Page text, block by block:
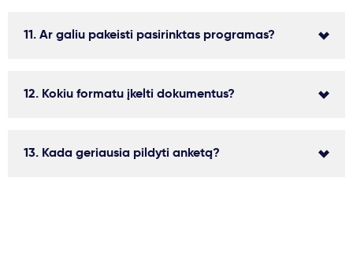
11. Ar galiu pakeisti pasirinktas programas?
12. Kokiu formatu įkelti dokumentus?
13. Kada geriausia pildyti anketą?